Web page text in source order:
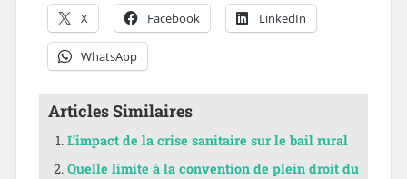
X Facebook LinkedIn
WhatsApp
Articles Similaires
L’impact de la crise sanitaire sur le bail rural
Quelle limite à la convention de plein droit du